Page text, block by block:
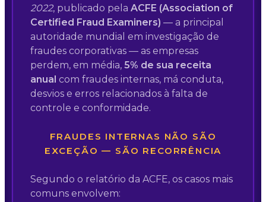
2022, publicado pela ACFE (Association of
Certified Fraud Examiners) — a principal
autoridade mundial em investigação de
fraudes corporativas — as empresas
perdem, em média, 5% de sua receita
anual com fraudes internas, má conduta,
desvios e erros relacionados à falta de
controle e conformidade.
FRAUDES INTERNAS NÃO SÃO
EXCEÇÃO — SÃO RECORRÊNCIA
Segundo o relatório da ACFE, os casos mais
comuns envolvem: